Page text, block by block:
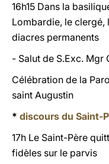
16h15 Dans la
Lombardie, le clergé,
diacres permanents
- Salut de S.Exc. Mgr
Célébration de la
saint Augustin
* discours du Saint-
17h Le Saint-Père
fidèles sur le parvis